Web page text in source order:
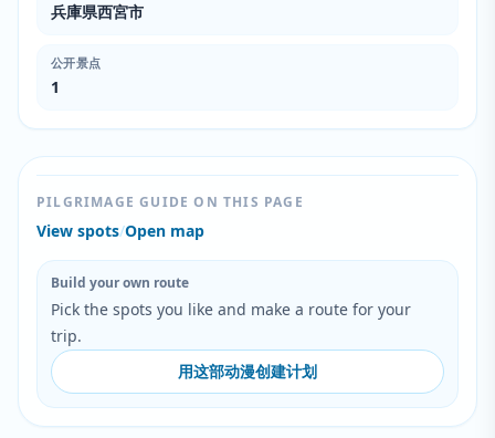
兵庫県西宮市
公开景点
1
PILGRIMAGE GUIDE ON THIS PAGE
View spots/Open map
Build your own route
Pick the spots you like and make a route for your
trip.
用这部动漫创建计划